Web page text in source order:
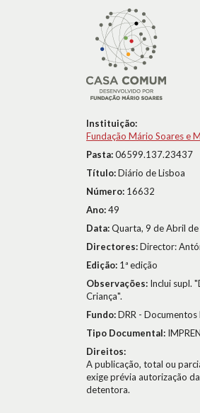
Instituição:
Fundação Mário Soares e
Pasta:06599.137.23437
Título:Diário de Lisboa
Número: 16632
Ano:49
Data:Quarta, 9 de Abril
Directores:Director:
Edição: 1ª edição
Observações: Inclui supl.
Criança".
Fundo:DRR - Documentos
Tipo Documental:
Direitos:
A publicação, total ou
exige prévia autorização
detentora.